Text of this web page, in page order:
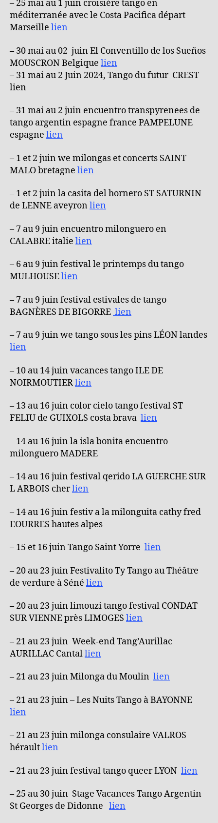
– 25 mai au 1 juin croisière tango en
méditerranée avec le Costa Pacifica départ
Marseille lien
– 30 mai au 02 juin El Conventillo de los Sueños
MOUSCRON Belgique lien
– 31 mai au 2 Juin 2024, Tango du futur CREST
lien
– 31 mai au 2 juin encuentro transpyrenees de
tango argentin espagne france PAMPELUNE
espagne lien
– 1 et 2 juin we milongas et concerts SAINT
MALO bretagne lien
– 1 et 2 juin la casita del hornero ST SATURNIN
de LENNE aveyron lien
– 7 au 9 juin encuentro milonguero en
CALABRE italie lien
– 6 au 9 juin festival le printemps du tango
MULHOUSElien
– 7 au 9 juin festival estivales de tango
BAGNÈRES DE BIGORRE lien
– 7 au 9 juin we tango sous les pins LÉON landes
lien
– 10 au 14 juin vacances tango ILE DE
NOIRMOUTIERlien
– 13 au 16 juin color cielo tango festival ST
FELIU de GUIXOLS costa brava lien
– 14 au 16 juin la isla bonita encuentro
milonguero MADERE
– 14 au 16 juin festival qerido LA GUERCHE SUR
L ARBOIS cherlien
– 14 au 16 juin festiv a la milonguita cathy fred
EOURRES hautes alpes
– 15 et 16 juin Tango Saint Yorre lien
– 20 au 23 juin Festivalito Ty Tango au Théâtre
de verdure à Séné lien
– 20 au 23 juin limouzi tango festival CONDAT
SUR VIENNE près LIMOGES lien
– 21 au 23 juin Week-end Tang’Aurillac
AURILLAC Cantallien
– 21 au 23 juin Milonga du Moulin lien
– 21 au 23 juin – Les Nuits Tango à BAYONNE
lien
– 21 au 23 juin milonga consulaire VALROS
héraultlien
– 21 au 23 juin festival tango queer LYON lien
– 25 au 30 juin Stage Vacances Tango Argentin
St Georges de Didonne lien